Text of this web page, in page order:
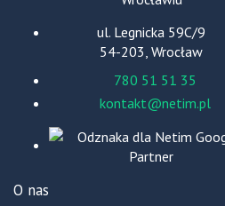
ul. Legnicka 59C/9
54-203, Wrocław
780 51 51 35
kontakt@netim.pl
O nas